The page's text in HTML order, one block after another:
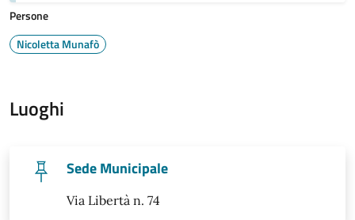
Persone
Nicoletta Munafò
Luoghi
Sede Municipale
Via Libertà n. 74